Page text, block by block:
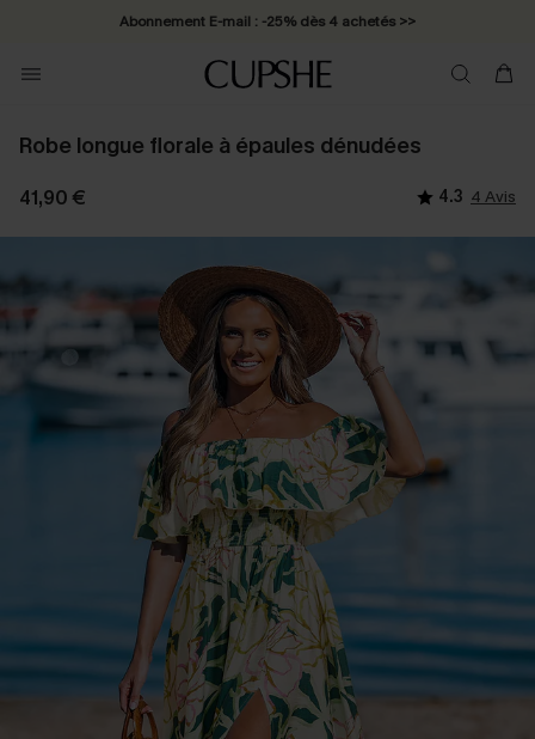
Abonnement E-mail : -25% dès 4 achetés >>
Robe longue florale à épaules dénudées
41,90 € 4.3 4 Avis